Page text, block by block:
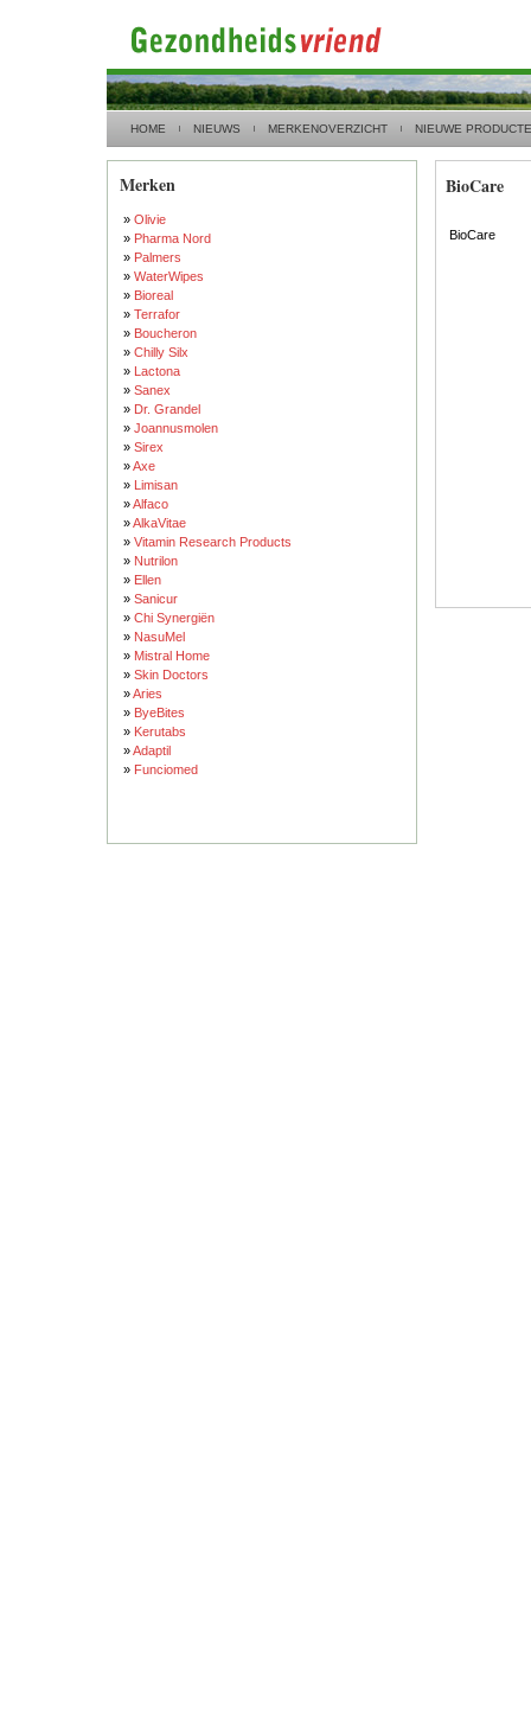
HOME NIEUWS MERKENOVERZICHT NIEUWE
Merken
» Olivie
» Pharma Nord
» Palmers
» WaterWipes
» Bioreal
» Terrafor
» Boucheron
» Chilly Silx
» Lactona
» Sanex
» Dr. Grandel
» Joannusmolen
» Sirex
»Axe
» Limisan
»Alfaco
»AlkaVitae
» Vitamin Research Products
» Nutrilon
» Ellen
» Sanicur
» Chi Synergiën
» NasuMel
» Mistral Home
» Skin Doctors
»Aries
» ByeBites
» Kerutabs
»Adaptil
» Funciomed
BioCare
BioCare